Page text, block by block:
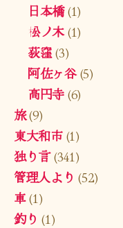
日本橋(1)
松ノ木(1)
荻窪(3)
阿佐ヶ谷(5)
高円寺(6)
旅(9)
東大和市(1)
独り言(341)
管理人より (52)
車(1)
釣り (1)